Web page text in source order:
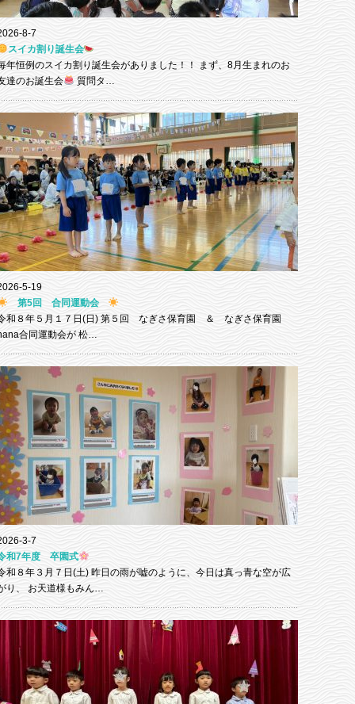
8-7
スイカ割り誕生会
年恒例のスイカ割り誕生会がありました！！ まず、8月生まれのお
達のお誕生会
質問タ…
5-19
第5回 合同運動会
和８年５月１７日(日) 第５回 なぎさ保育園 ＆ なぎさ保育園
合同運動会が 松…
3-7
和7年度 卒園式
和８年３月７日(土) 昨日の雨が嘘のように、今日は真っ青な空が広
り、 お天道様もみん…